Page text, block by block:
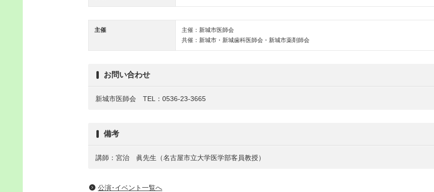
主催
主催：新城市医師会
共催：新城市・新城歯科医師会・新城市薬剤師会
お問い合わせ
新城市医師会 TEL：0536-23-3665
備考
講師：宮治 眞先生（名古屋市立大学医学部客員教授）
公演･イベント一覧へ